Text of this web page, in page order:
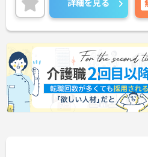
のでお気軽にお問い合せください。
詳細を見る